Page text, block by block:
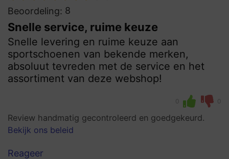
Beoordeling: 8
Snelle service, ruime keuze
Snelle levering en ruime keuze aan
sportschoenen van bekende merken,
absoluut tevreden met de service en het
assortiment van deze webshop!
0 0
Review handmatig gecontroleerd en goedgekeurd.
Bekijk ons beleid
Reageer